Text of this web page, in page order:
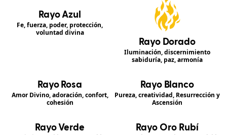
Rayo Azul
Fe, fuerza, poder, protección,
voluntad divina
Rayo Dorado
Iluminación, discernimiento
sabiduría, paz, armonía
Rayo Rosa
Amor Divino, adoración, confort,
cohesión
Rayo Blanco
Pureza, creatividad, Resurrección y
Ascensión
Rayo Verde Rayo Oro Rubí